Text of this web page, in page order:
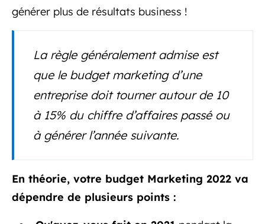
générer plus de résultats business !
La règle généralement admise est
que le budget marketing d’une
entreprise doit tourner autour de 10
à 15% du chiffre d’affaires passé ou
à générer l’année suivante.
En théorie, votre budget Marketing 2022 va
dépendre de plusieurs points :